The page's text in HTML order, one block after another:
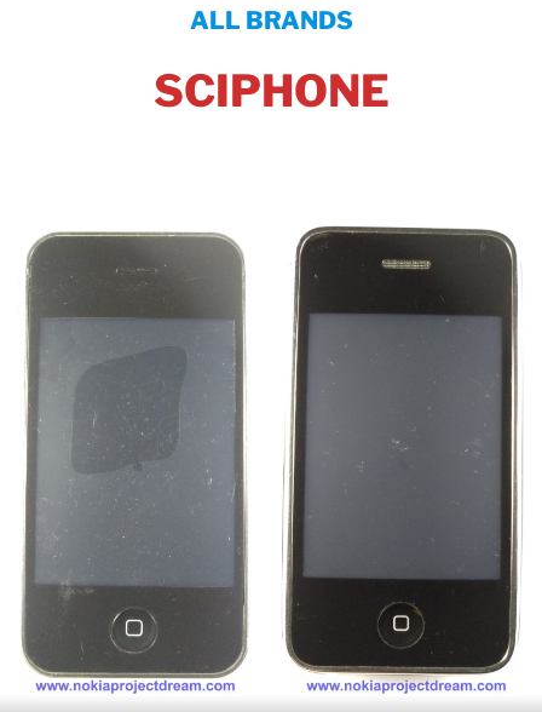
ALL BRANDS
SCIPHONE